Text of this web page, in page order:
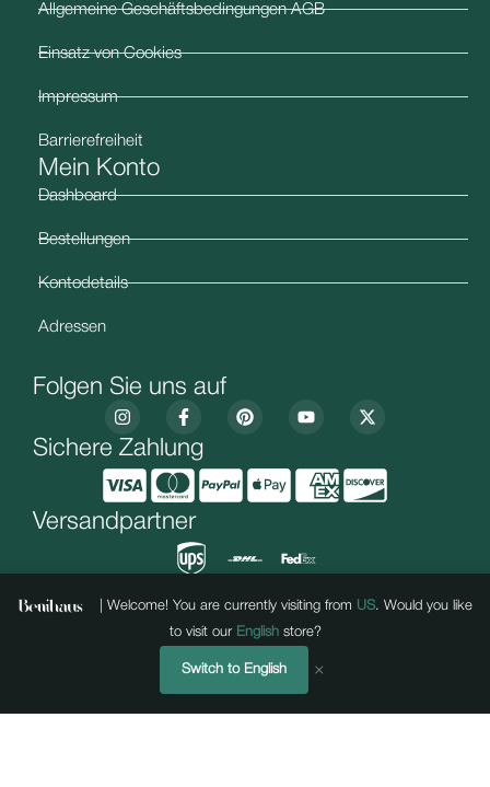
Allgemeine Geschäftsbedingungen AGB
Einsatz von Cookies
Impressum
Barrierefreiheit
Mein Konto
Dashboard
Bestellungen
Kontodetails
Adressen
Folgen Sie uns auf
Sichere Zahlung
Versandpartner
| Welcome! You are currently visiting from US. Would you like
to visit our Englishstore?
Switch to English ×